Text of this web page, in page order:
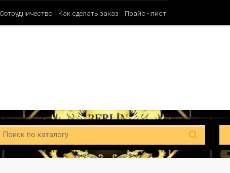
Сотрудничество Как сделать заказ Прайс - лист